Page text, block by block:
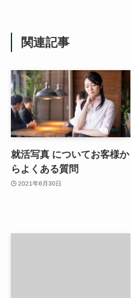
関連記事
就活写真 についてお客様か
らよくある質問
2021年6月30日